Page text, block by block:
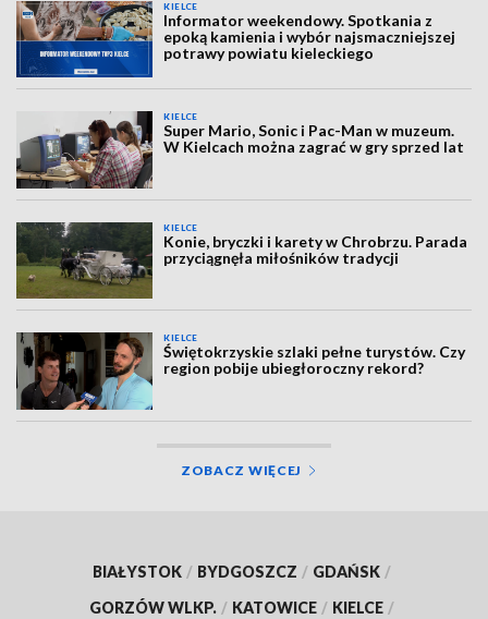
KIELCE
Informator weekendowy. Spotkania z
epoką kamienia i wybór najsmaczniejszej
potrawy powiatu kieleckiego
KIELCE
Super Mario, Sonic i Pac-Man w muzeum.
W Kielcach można zagrać w gry sprzed lat
KIELCE
Konie, bryczki i karety w Chrobrzu. Parada
przyciągnęła miłośników tradycji
KIELCE
Świętokrzyskie szlaki pełne turystów. Czy
region pobije ubiegłoroczny rekord?
ZOBACZ WIĘCEJ
BIAŁYSTOK / BYDGOSZCZ / GDAŃSK /
GORZÓW WLKP. / KATOWICE / KIELCE /